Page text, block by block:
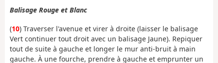
Balisage Rouge et Blanc
(10) Traverser l'avenue et virer à droite (laisser le balisage
Vert continuer tout droit avec un balisage Jaune). Repiquer
tout de suite à gauche et longer le mur anti-bruit à main
gauche. À une fourche, prendre à gauche et emprunter un